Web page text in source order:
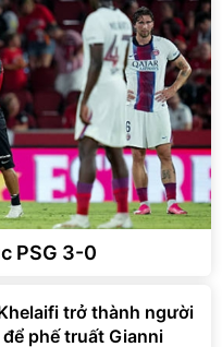
PSG 3-0
trở thành người
phế truất Gianni